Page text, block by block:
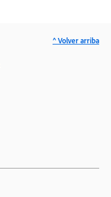
^ Volver arriba